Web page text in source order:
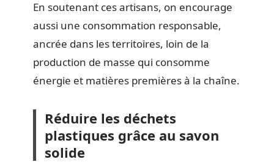
En soutenant ces artisans, on encourage
aussi une consommation responsable,
ancrée dans les territoires, loin de la
production de masse qui consomme
énergie et matières premières à la chaîne.
Réduire les déchets
plastiques grâce au savon
solide